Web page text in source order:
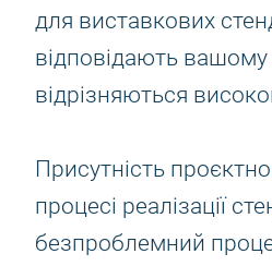
для виставкових
відповідають
відрізняються
Присутність
процесі реалізації
безпроблемний